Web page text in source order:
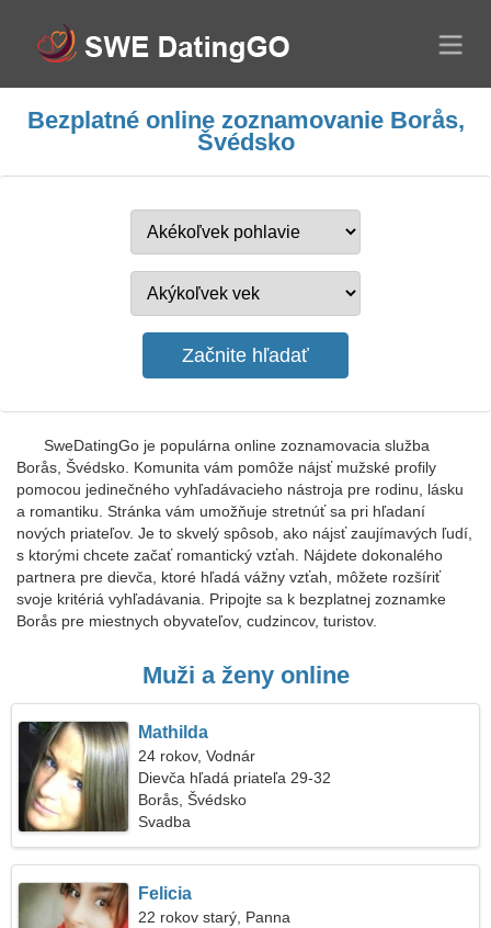
Bezplatné online zoznamovanie Borås,
Švédsko
SweDatingGo je populárna online zoznamovacia služba
Borås, Švédsko. Komunita vám pomôže nájsť mužské profily
pomocou jedinečného vyhľadávacieho nástroja pre rodinu, lásku
a romantiku. Stránka vám umožňuje stretnúť sa pri hľadaní
nových priateľov. Je to skvelý spôsob, ako nájsť zaujímavých ľudí,
s ktorými chcete začať romantický vzťah. Nájdete dokonalého
partnera pre dievča, ktoré hľadá vážny vzťah, môžete rozšíriť
svoje kritériá vyhľadávania. Pripojte sa k bezplatnej zoznamke
Borås pre miestnych obyvateľov, cudzincov, turistov.
Muži a ženy online
Mathilda
24 rokov, Vodnár
Dievča hľadá priateľa 29-32
Borås, Švédsko
Svadba
Felicia
22 rokov starý, Panna